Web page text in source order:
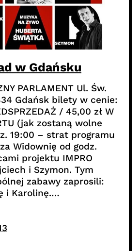
w Gdańsku
PARLAMENT Ul. Św.
Gdańsk bilety w cenie:
/ 45,00 zł W
(jak zostaną wolne
19:00 – strat programu
Widownię od godz.
projektu IMPRO
i Szymon. Tym
zabawy zaprosili:
i Karolinę.…